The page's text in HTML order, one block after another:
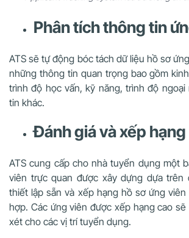
Phân tích thông tin
ATS sẽ tự động bóc tách dữ liệu hồ sơ
những thông tin quan trọng bao gồm
trình độ học vấn, kỹ năng, trình độ
tin khác.
Đánh giá và xếp
ATS cung cấp cho nhà tuyển dụng một
viên trực quan được xây dựng dựa trên
thiết lập sẵn và xếp hạng hồ sơ ứng
hợp. Các ứng viên được xếp hạng cao
xét cho các vị trí tuyển dụng.